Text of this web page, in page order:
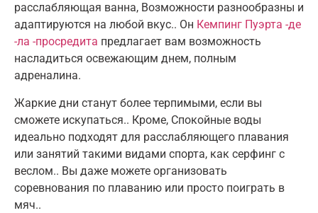
расслабляющая ванна, Возможности разнообразны и
адаптируются на любой вкус.. Он Кемпинг Пуэрта -де
-ла -просредита предлагает вам возможность
насладиться освежающим днем, полным
адреналина.
Жаркие дни станут более терпимыми, если вы
сможете искупаться.. Кроме, Спокойные воды
идеально подходят для расслабляющего плавания
или занятий такими видами спорта, как серфинг с
веслом.. Вы даже можете организовать
соревнования по плаванию или просто поиграть в
мяч..